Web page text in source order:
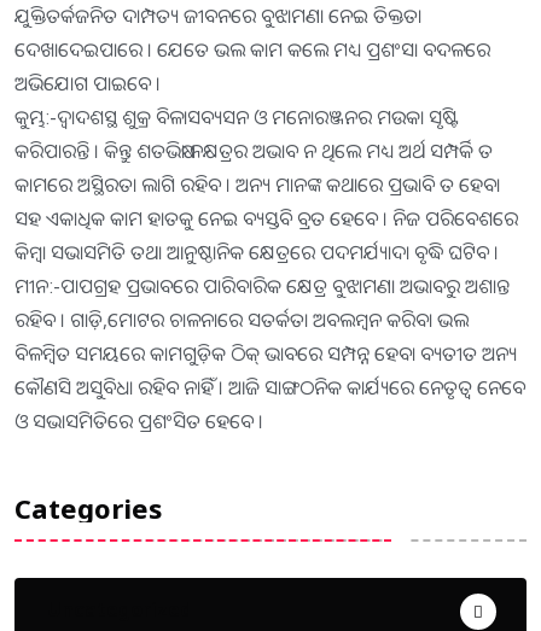
ଯୁକ୍ତିତର୍କଜନିତ ଦାମ୍ପତ୍ୟ ଜୀବନରେ ବୁଝାମଣା ନେଇ ତିକ୍ତତା
ଦେଖାଦେଇପାରେ । ଯେତେ ଭଲ କାମ କଲେ ମଧ୍ୟ ପ୍ରଶଂସା ବଦଳରେ
ଅଭିଯୋଗ ପାଇବେ ।
କୁମ୍ଭ:-ଦ୍ୱାଦଶସ୍ଥ ଶୁକ୍ର ବିଳାସବ୍ୟସନ ଓ ମନୋରଞ୍ଜନର ମଉକା ସୃଷ୍ଟି
କରିପାରନ୍ତି । କିନ୍ତୁ ଶତଭିଷା ନକ୍ଷତ୍ରର ଅଭାବ ନ ଥିଲେ ମଧ୍ୟ ଅର୍ଥ ସମ୍ପର୍କି ତ
କାମରେ ଅସ୍ଥିରତା ଲାଗି ରହିବ । ଅନ୍ୟ ମାନଙ୍କ କଥାରେ ପ୍ରଭାବି ତ ହେବା
ସହ ଏକାଧିକ କାମ ହାତକୁ ନେଇ ବ୍ୟସ୍ତବି ବ୍ରତ ହେବେ । ନିଜ ପରିବେଶରେ
କିମ୍ବା ସଭାସମିତି ତଥା ଆନୁଷ୍ଠାନିକ କ୍ଷେତ୍ରରେ ପଦମର୍ଯ୍ୟାଦା ବୃଦ୍ଧି ଘଟିବ ।
ମୀନ:-ପାପଗ୍ରହ ପ୍ରଭାବରେ ପାରିବାରିକ କ୍ଷେତ୍ର ବୁଝାମଣା ଅଭାବରୁ ଅଶାନ୍ତ
ରହିବ । ଗାଡ଼ି,ମୋଟର ଚାଳନାରେ ସତର୍କତା ଅବଲମ୍ବନ କରିବା ଭଲ
ବିଳମ୍ବିତ ସମୟରେ କାମଗୁଡ଼ିକ ଠିକ୍‌ ଭାବରେ ସମ୍ପନ୍ନ ହେବା ବ୍ୟତୀତ ଅନ୍ୟ
କୌଣସି ଅସୁବିଧା ରହିବ ନାହିଁ । ଆଜି ସାଙ୍ଗଠନିକ କାର୍ଯ୍ୟରେ ନେତୃତ୍ୱ ନେବେ
ଓ ସଭାସମିତିରେ ପ୍ରଶଂସିତ ହେବେ ।
Categories